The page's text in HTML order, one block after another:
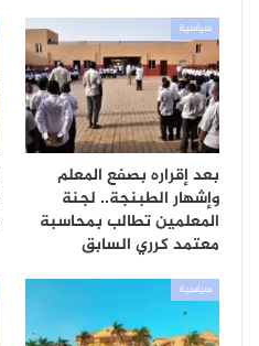
سياسية
بعد إقراره بصفع المعلم
وإشهار الطبنجة.. لجنة
المعلمين تطالب بمحاسبة
معتمد كرري السابق
سياسية